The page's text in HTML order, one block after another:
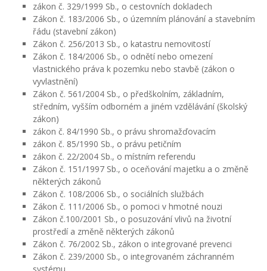
zákon č. 329/1999 Sb., o cestovních dokladech
Zákon č. 183/2006 Sb., o územním plánování a stavebním
řádu (stavební zákon)
Zákon č. 256/2013 Sb., o katastru nemovitostí
Zákon č. 184/2006 Sb., o odnětí nebo omezení
vlastnického práva k pozemku nebo stavbě (zákon o
vyvlastnění)
Zákon č. 561/2004 Sb., o předškolním, základním,
středním, vyšším odborném a jiném vzdělávání (školský
zákon)
zákon č. 84/1990 Sb., o právu shromažďovacím
zákon č. 85/1990 Sb., o právu petičním
zákon č. 22/2004 Sb., o místním referendu
Zákon č. 151/1997 Sb., o oceňování majetku a o změně
některých zákonů
Zákon č. 108/2006 Sb., o sociálních službách
Zákon č. 111/2006 Sb., o pomoci v hmotné nouzi
Zákon č.100/2001 Sb., o posuzování vlivů na životní
prostředí a změně některých zákonů
Zákon č. 76/2002 Sb., zákon o integrované prevenci
Zákon č. 239/2000 Sb., o integrovaném záchranném